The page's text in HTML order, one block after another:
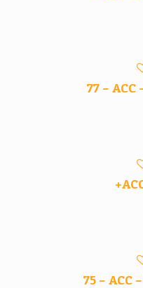
77 –
75 – ACC